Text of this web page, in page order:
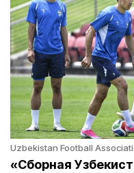
Uzbekistan Football
«Сборная